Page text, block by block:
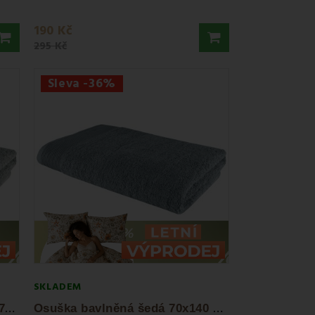
190 Kč
O
suška bavlněná světle šedá 70x140 cm...
Sleva -36%
SKLADEM
O
suška bavlněná šedá 70x140 cm Bella EMI